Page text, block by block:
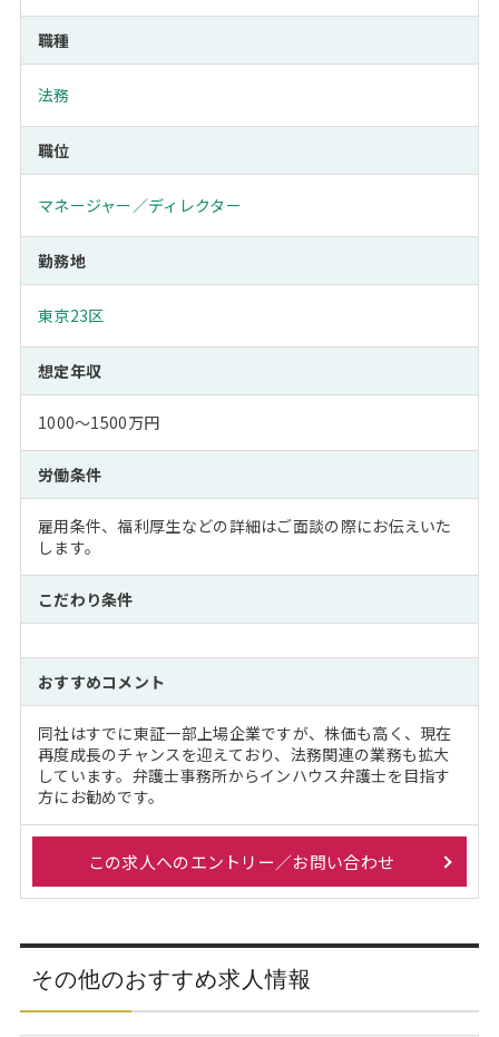
職種
法務
職位
マネージャー／ディレクター
勤務地
東京23区
想定年収
1000～1500万円
労働条件
雇用条件、福利厚生などの詳細はご面談の際にお伝えいた
します。
こだわり条件
おすすめコメント
同社はすでに東証一部上場企業ですが、株価も高く、現在
再度成長のチャンスを迎えており、法務関連の業務も拡大
しています。弁護士事務所からインハウス弁護士を目指す
方にお勧めです。
この求人へのエントリー／お問い合わせ
その他のおすすめ求人情報